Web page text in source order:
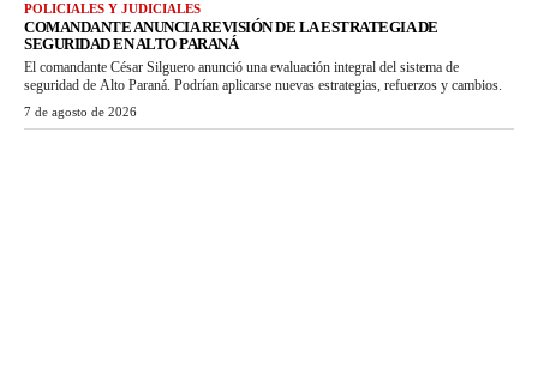
POLICIALES Y JUDICIALES
COMANDANTE ANUNCIA REVISIÓN DE LA ESTRATEGIA DE
SEGURIDAD EN ALTO PARANÁ
El comandante César Silguero anunció una evaluación integral del sistema de
seguridad de Alto Paraná. Podrían aplicarse nuevas estrategias, refuerzos y cambios.
7 de agosto de 2026